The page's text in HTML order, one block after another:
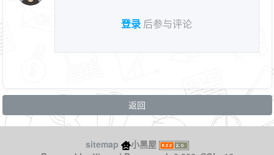
登录 后参与评论
返回
sitemap
小黑屋